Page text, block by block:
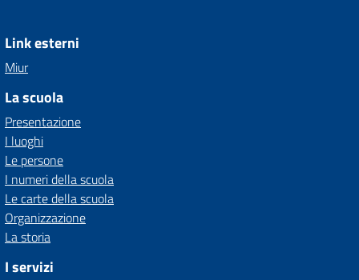
Link esterni
Miur
La scuola
Presentazione
I luoghi
Le persone
I numeri della scuola
Le carte della scuola
Organizzazione
La storia
I servizi